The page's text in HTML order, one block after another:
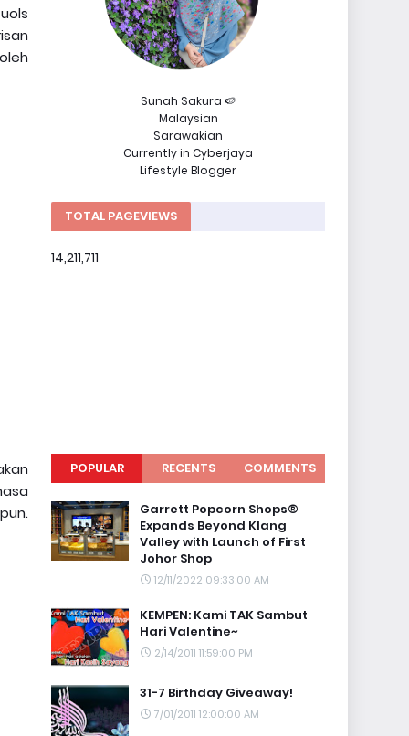
Sunah Sakura 🍉
Malaysian
Sarawakian
Currently in Cyberjaya
Lifestyle Blogger
TOTAL PAGEVIEWS
14,211,711
POPULAR RECENTS COMMENTS
Garrett Popcorn Shops®
Expands Beyond Klang
Valley with Launch of First
Johor Shop
12/11/2022 09:33:00 AM
KEMPEN: Kami TAK Sambut
Hari Valentine~
2/14/2011 11:59:00 PM
31-7 Birthday Giveaway!
7/01/2011 12:00:00 AM